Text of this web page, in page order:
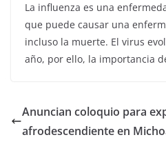
La influenza es una
que puede causar una
incluso la muerte. El virus
año, por ello, la importancia
Anuncian coloquio para
afrodescendiente en